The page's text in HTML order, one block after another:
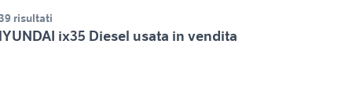
risultati
ix35 Diesel usata in vendita